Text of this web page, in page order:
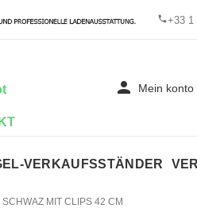
+33 1
Mein konto
VERKAUFSSTÄNDER
MIT CLIPS 42 CM